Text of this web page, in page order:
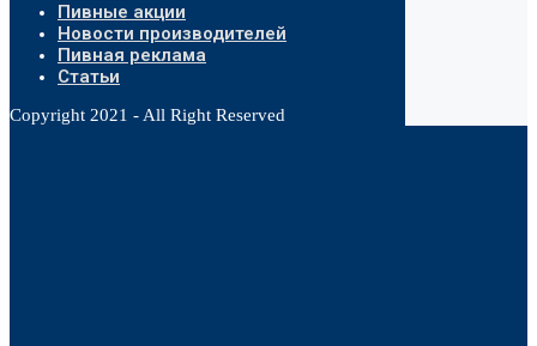
Пивные акции
Новости производителей
Пивная реклама
Статьи
Copyright 2021 - All Right Reserved